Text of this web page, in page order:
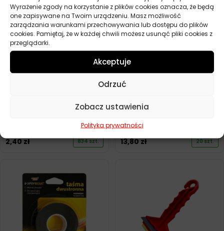
Wyrażenie zgody na korzystanie z plików cookies oznacza, że będą
one zapisywane na Twoim urządzeniu. Masz możliwość
zarządzania warunkami przechowywania lub dostępu do plików
cookies. Pamiętaj, że w każdej chwili możesz usunąć pliki cookies z
przeglądarki.
Akceptuje
Odrzuć
Zobacz ustawienia
Polityka prywatności
2,40zł 834 szt.
MOSIĘŻNYM OSTRZEM
13,80zł 20 szt.